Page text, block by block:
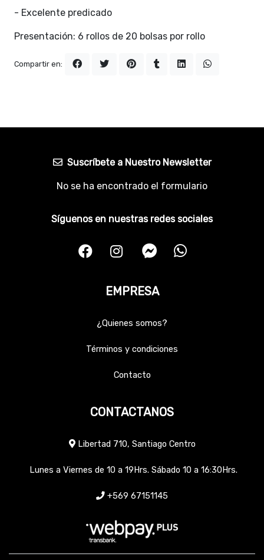
- Excelente predicado
Presentación: 6 rollos de 20 bolsas por rollo
Compartir en:
Suscríbete a Nuestro Newsletter
No se ha encontrado el formulario
Síguenos en nuestras redes sociales
EMPRESA
¿Quienes somos?
Términos y condiciones
Contacto
CONTACTANOS
Libertad 710, Santiago Centro
Lunes a Viernes de 10 a 19Hrs. Sábado 10 a 16:30Hrs.
+569 67151145